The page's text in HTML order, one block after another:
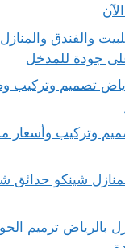
والفندق
جودة للمدخل
تصميم وتركيب
وتركيب وأسعار
شينكو حدائق
بالرياض ترميم